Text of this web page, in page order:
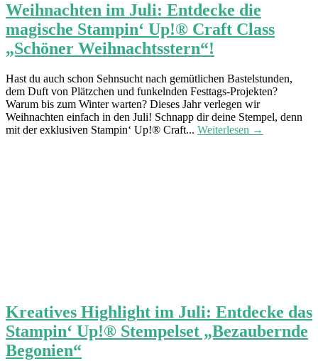
Weihnachten im Juli: Entdecke die
magische Stampin‘ Up!® Craft Class
„Schöner Weihnachtsstern“!
Hast du auch schon Sehnsucht nach gemütlichen Bastelstunden,
dem Duft von Plätzchen und funkelnden Festtags-Projekten?
Warum bis zum Winter warten? Dieses Jahr verlegen wir
Weihnachten einfach in den Juli! Schnapp dir deine Stempel, denn
mit der exklusiven Stampin‘ Up!® Craft... Weiterlesen →
Kreatives Highlight im Juli: Entdecke das
Stampin‘ Up!® Stempelset „Bezaubernde
Begonien“